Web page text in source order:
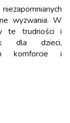
wyzwania. W
te trudności i
dla dzieci,
komforcie i